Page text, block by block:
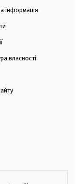
інформація
власності